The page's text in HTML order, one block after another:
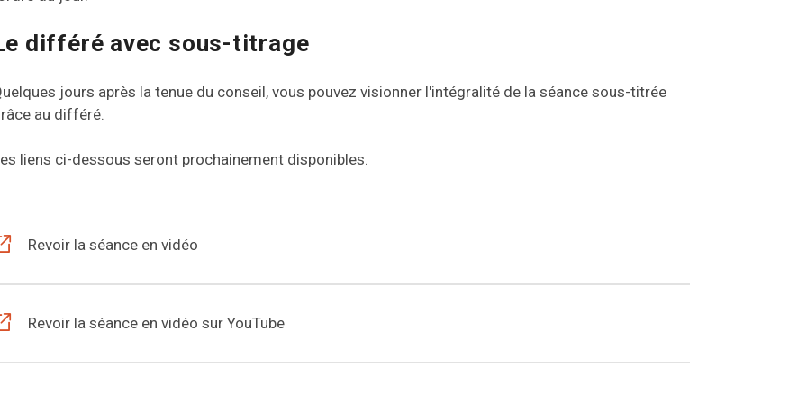
différé avec sous-titrage
jours après la tenue du conseil, vous pouvez visionner l'intégralité de la séance sous-titrée
au différé.
liens ci-dessous seront prochainement disponibles.
Revoir la séance en vidéo
Revoir la séance en vidéo sur YouTube